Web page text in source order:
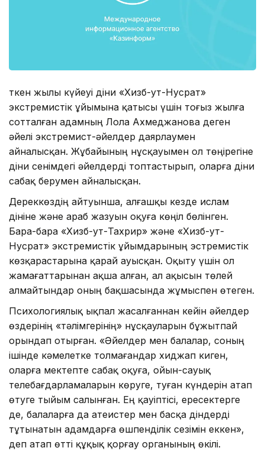
Өткен жылы күйеуі діни «Хизб-ут-Нусрат»
экстремистік ұйымына қатысы үшін тоғыз жылға
сотталған адамның Лола Ахмеджанова деген
әйелі экстремист-әйелдер даярлаумен
айналысқан. Жұбайының нұсқауымен ол төңірегіне
діни сенімдегі әйелдерді топтастырып, оларға діни
сабақ берумен айналысқан.
Дереккөздің айтуынша, алғашқы кезде ислам
дініне және араб жазуын оқуға көңіл бөлінген.
Бара-бара «Хизб-ут-Тахрир» және «Хизб-ут-
Нусрат» экстремистік ұйымдарының эстремистік
көзқарастарына қарай ауысқан. Оқыту үшін ол
жамағаттарынан ақша алған, ал ақысын төлей
алмайтындар оның бақшасында жұмыспен өтеген.
Психологиялық ықпал жасалғаннан кейін әйелдер
өздерінің «тәлімгерінің» нұсқауларын бұжытпай
орындап отырған. «Әйелдер мен балалар, соның
ішінде кәмелетке толмағандар хиджап киген,
оларға мектепте сабақ оқуға, ойын-сауық
телебағдарламаларын көруге, туған күндерін атап
өтуге тыйым салынған. Ең қауіптісі, ересектерге
де, балаларға да атеистер мен басқа діндерді
тұтынатын адамдарға өшпенділік сезімін еккен»,
деп атап өтті құқық қорғау органының өкілі.